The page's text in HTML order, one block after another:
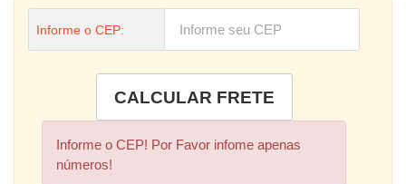
Informe o CEP:
Informe o CEP! Por Favor infome apenas
números!